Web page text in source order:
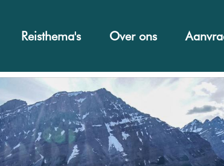
Reisthema's Over ons